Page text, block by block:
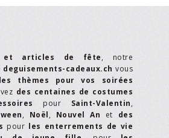
et articles de fête, notre
deguisements-cadeaux.ch vous
thèmes pour vos soirées
des centaines de costumes
pour Saint-Valentin,
, Noël, Nouvel An et des
pour les enterrements de vie